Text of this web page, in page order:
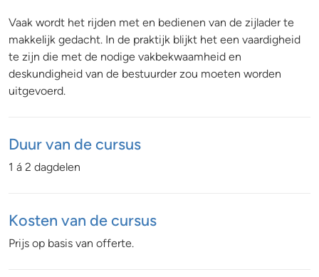
Vaak wordt het rijden met en bedienen van de zijlader te
makkelijk gedacht. In de praktijk blijkt het een vaardigheid
te zijn die met de nodige vakbekwaamheid en
deskundigheid van de bestuurder zou moeten worden
uitgevoerd.
Duur van de cursus
1 á 2 dagdelen
Kosten van de cursus
Prijs op basis van offerte.